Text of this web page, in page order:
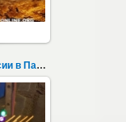
Река Квай на 3 дня фото экскурсии в Паттайе 32